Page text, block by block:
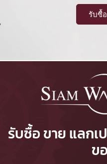
รับซื้
รับซื้อ ขาย แลก
ข